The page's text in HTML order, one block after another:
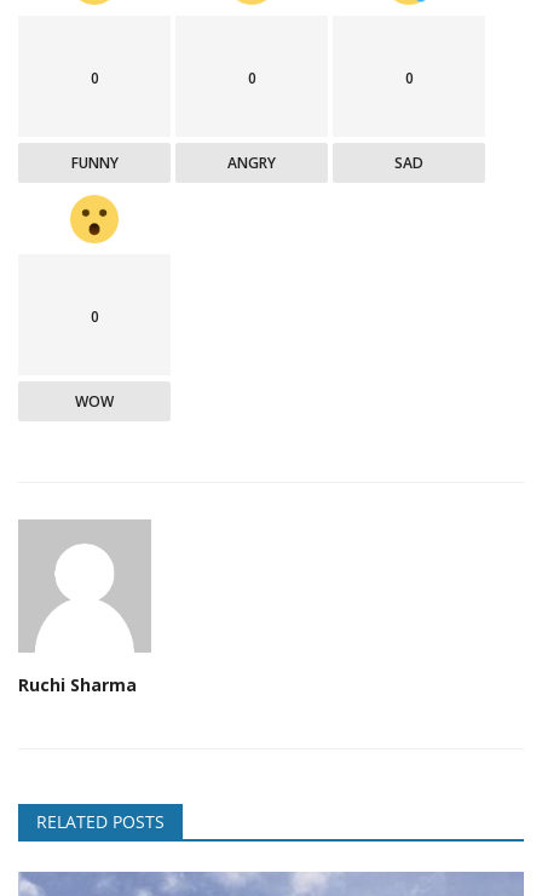
0
FUNNY
0
ANGRY
0
SAD
0
WOW
Ruchi Sharma
RELATED POSTS